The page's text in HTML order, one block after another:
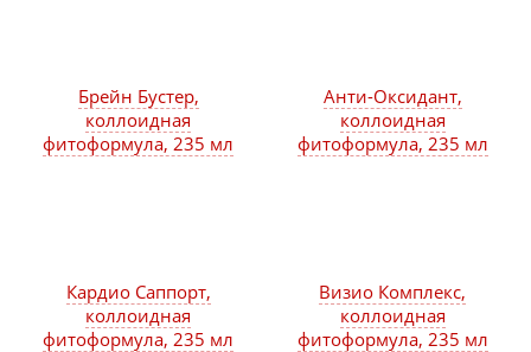
Анти-Оксидант,
коллоидная
фитоформула, 235 мл
Брейн Бустер,
коллоидная
фитоформула, 235 мл
Визио Комплекс,
коллоидная
фитоформула, 235 мл
Кардио Саппорт,
коллоидная
фитоформула, 235 мл